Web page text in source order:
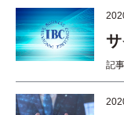
＞
＞
＞
販売パートナー
オンラインショ
記